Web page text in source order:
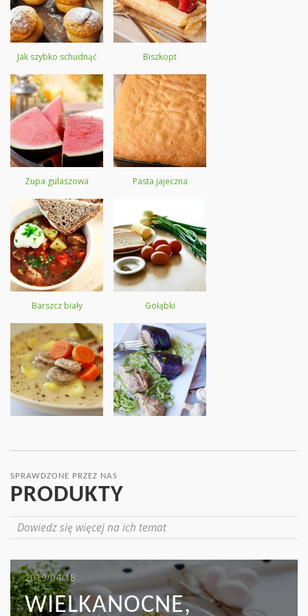
Jak szybko schudnąć Biszkopt
Zupa gulaszowa Pasta jajeczna
Barszcz biały Gołąbki
SPRAWDZONE PRZEZ NAS
PRODUKTY
Dowiedz się więcej na ich temat
2019/05/16
MIĘSO I KAPUSTA:
2019/04/18
WIELKANOCNE,
2019/04/17
MAKARON TAGLIATELLE